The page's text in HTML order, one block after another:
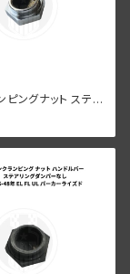
ピングナット ステア
ーなし 1936-48
クローム